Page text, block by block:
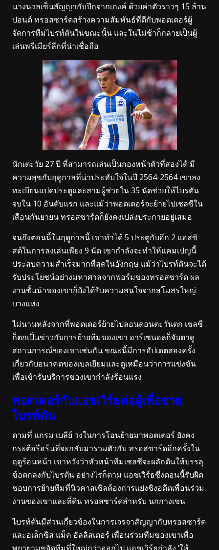
นางนวลเซ็นสัญญากับปีกจากเกงค์ ด้วยค่าตัวราวๆ 15 ล้าน
ปอนด์ ทรอสซาร์ดสร้างความสัมพันธ์ที่ดีกับพอตเตอร์ผู้
จัดการทีมไบรท์ตันในขณะนั้น และในไม่ช้าก็กลายเป็นผู้
เล่นพรีเมียร์ลีกที่น่าเชื่อถือ
นักเตะวัย 27 ปี ที่สามารถเล่นเป็นกองหน้าตัวที่สองได้ มี
ความสุขกับฤดูกาลที่น่าประทับใจในปี 2564-2564 เขาลง
ทะเบียนแปดประตูและสามผู้ช่วยใน 35 นัดช่วยให้ไบรตัน
จบใน 10 อันดับแรก และแม้ว่าพอตเตอร์จะย้ายไปเชลซีใน
เดือนกันยายน ทรอสซาร์ดก็ยังคงเปล่งประกายอยู่เสมอ
จนถึงตอนนี้ในฤดูกาลนี้ เขาทำได้ 5 ประตูกับอีก 2 แอสซิ
สต์ในการลงเล่นเพียง 9 นัด เขากำลังจะทำให้แคมเปญนี้
ประสบความสำเร็จมากที่สุดในอังกฤษ แม้ว่าไบรท์ตันจะได้
รับประโยชน์อย่างมหาศาลจากฟอร์มของทรอสซาร์ด ผล
งานชั้นนำของเขาก็ยังได้รับความสนใจจากสโมสรใหญ่
บางแห่ง
ไม่นานหลังจากที่พอตเตอร์ย้ายไปลอนดอนตะวันตก เชลซี
ก็ตกเป็นข่าวกับการย้ายทีมของเขา อาร์เซนอลก็จับตาดู
สถานการณ์ของเขาเช่นกัน ขณะนี้มีการอัปเดตสองครั้ง
เกี่ยวกับอนาคตของเบลเยียมและดูเหมือนว่าการแข่งขัน
เพื่อเข้ารับบริการของเขากำลังร้อนแรง
พอตเตอร์กับแอชเวิร์ธต่อสู้เพื่อชาย
ไบรท์ตัน
ตามที่ แกรม เบลีย์ วงในการโอนย้ายมาพอตเตอร์ ยังคง
กระตือรือร้นที่จะกลับมารวมตัวกับ ทรอสซาร์ดอีกครั้งใน
ฤดูร้อนหน้า เขาหวังว่าหัวหน้าทีมเชลซีจะผลักดันให้บรรลุ
ข้อตกลงกับไบรตัน อย่างไรก็ตาม แอชเวิร์ธซึ่งตอนนี้รับผิด
ชอบการย้ายทีมที่นิวคาสเซิลต้องการแย่งชิงอดีตเพื่อนร่วม
งานของเขาและที่ดิน ทรอสซาร์ดสำหรับ นกกางเขน
ไบรท์ตันมีส่วนเกี่ยวข้องในการเจรจาสัญญากับทรอสซาร์ด
และอเล็กซิส แม็ค อัลลิสเตอร์ เพื่อนร่วมทีมของเขาเพื่อ